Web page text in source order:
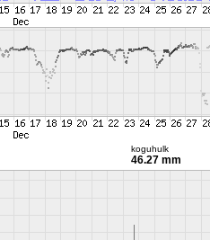
koguhulk
46.27 mm